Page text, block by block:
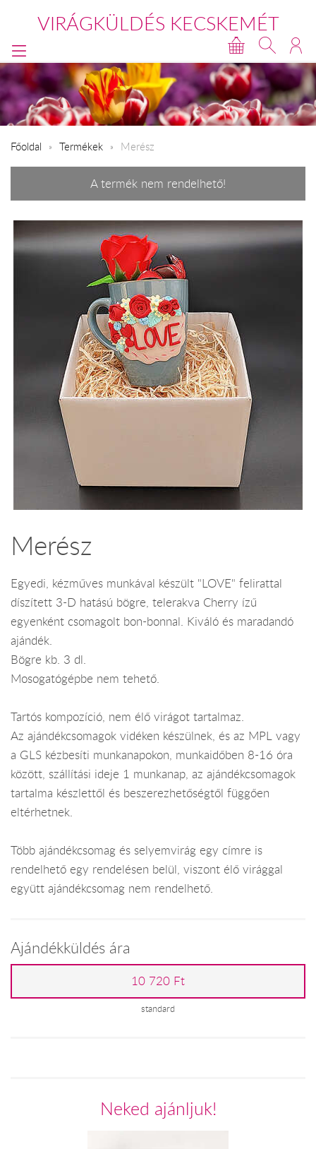
VIRÁGKÜLDÉS KECSKEMÉT
Főoldal Termékek Merész
A termék nem rendelhető!
Merész
Egyedi, kézműves munkával készült "LOVE" felirattal
díszített 3-D hatású bögre, telerakva Cherry ízű
egyenként csomagolt bon-bonnal. Kiváló és maradandó
ajándék.
Bögre kb. 3 dl.
Mosogatógépbe nem tehető.
Tartós kompozíció, nem élő virágot tartalmaz.
Az ajándékcsomagok vidéken készülnek, és az MPL vagy
a GLS kézbesíti munkanapokon, munkaidőben 8-16 óra
között, szállítási ideje 1 munkanap, az ajándékcsomagok
tartalma készlettől és beszerezhetőségtől függően
eltérhetnek.
Több ajándékcsomag és selyemvirág egy címre is
rendelhető egy rendelésen belül, viszont élő virággal
együtt ajándékcsomag nem rendelhető.
Ajándékküldés ára
10 720 Ft
standard
Neked ajánljuk!